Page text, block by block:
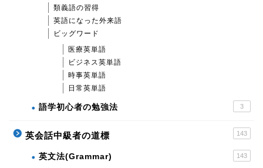
類義語の習得
英語になった外来語
ビッグワード
医療英単語
ビジネス英単語
時事英単語
日常英単語
語学初心者の勉強法 3
英会話中級者の道標 143
英文法(Grammar) 143